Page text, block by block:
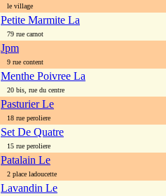
le village
Petite Marmite La
79 rue carnot
Jpm
9 rue content
Menthe Poivree La
20 bis, rue du centre
Pasturier Le
18 rue peroliere
Set De Quatre
15 rue peroliere
Patalain Le
2 place ladoucette
Lavandin Le